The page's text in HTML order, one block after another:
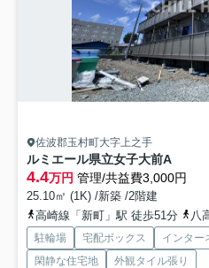
佐波郡玉村町大字上之手
ルミエール県立女子大前A
4.4万円 管理/共益費3,000円
25.10㎡ (1K) /新築 /2階建
高崎線「新町」駅 徒歩51分
八
駐輪場 宅配ボックス インター
閑静な住宅地
外観タイル張り